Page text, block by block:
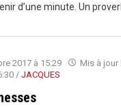
d’une minute. Un
2017 à 15:29
Mis à jour
/ JACQUES